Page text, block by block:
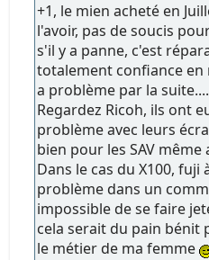
+1, le mien acheté en
l'avoir, pas de soucis
s'il y a panne, c'est
totalement confiance
a problème par la suite....
Regardez Ricoh, ils ont
problème avec leurs
bien pour les SAV même
Dans le cas du X100, fuji
problème dans un
impossible de se faire
cela serait du pain bénit
le métier de ma femme